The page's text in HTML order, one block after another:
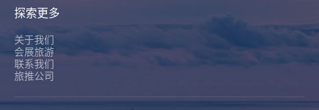
探索更多
关于我们
会展旅游
联系我们
旅推公司